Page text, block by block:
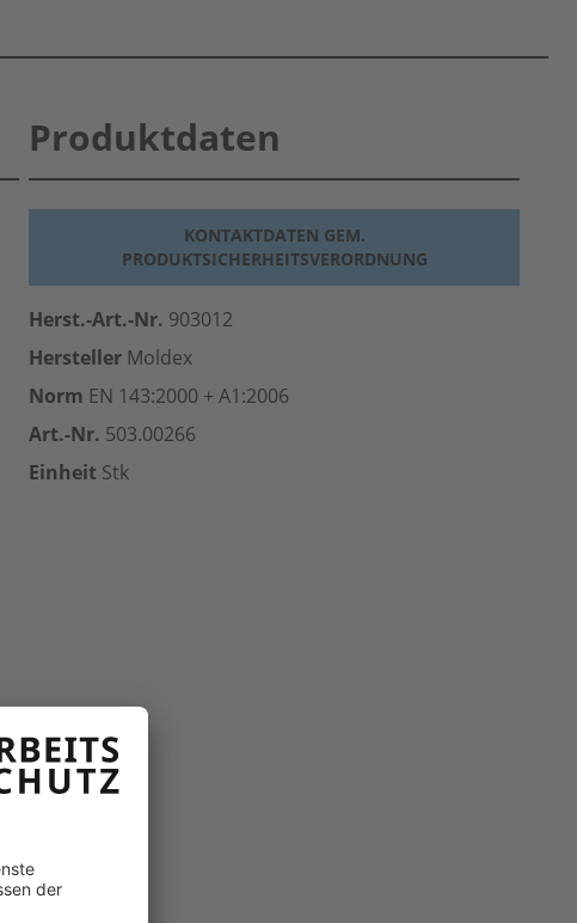
Produktdaten
KONTAKTDATEN GEM.
PRODUKTSICHERHEITSVERORDNUNG
Herst.-Art.-Nr. 903012
Hersteller Moldex
Norm EN 143:2000 + A1:2006
Art.-Nr. 503.00266
Einheit Stk